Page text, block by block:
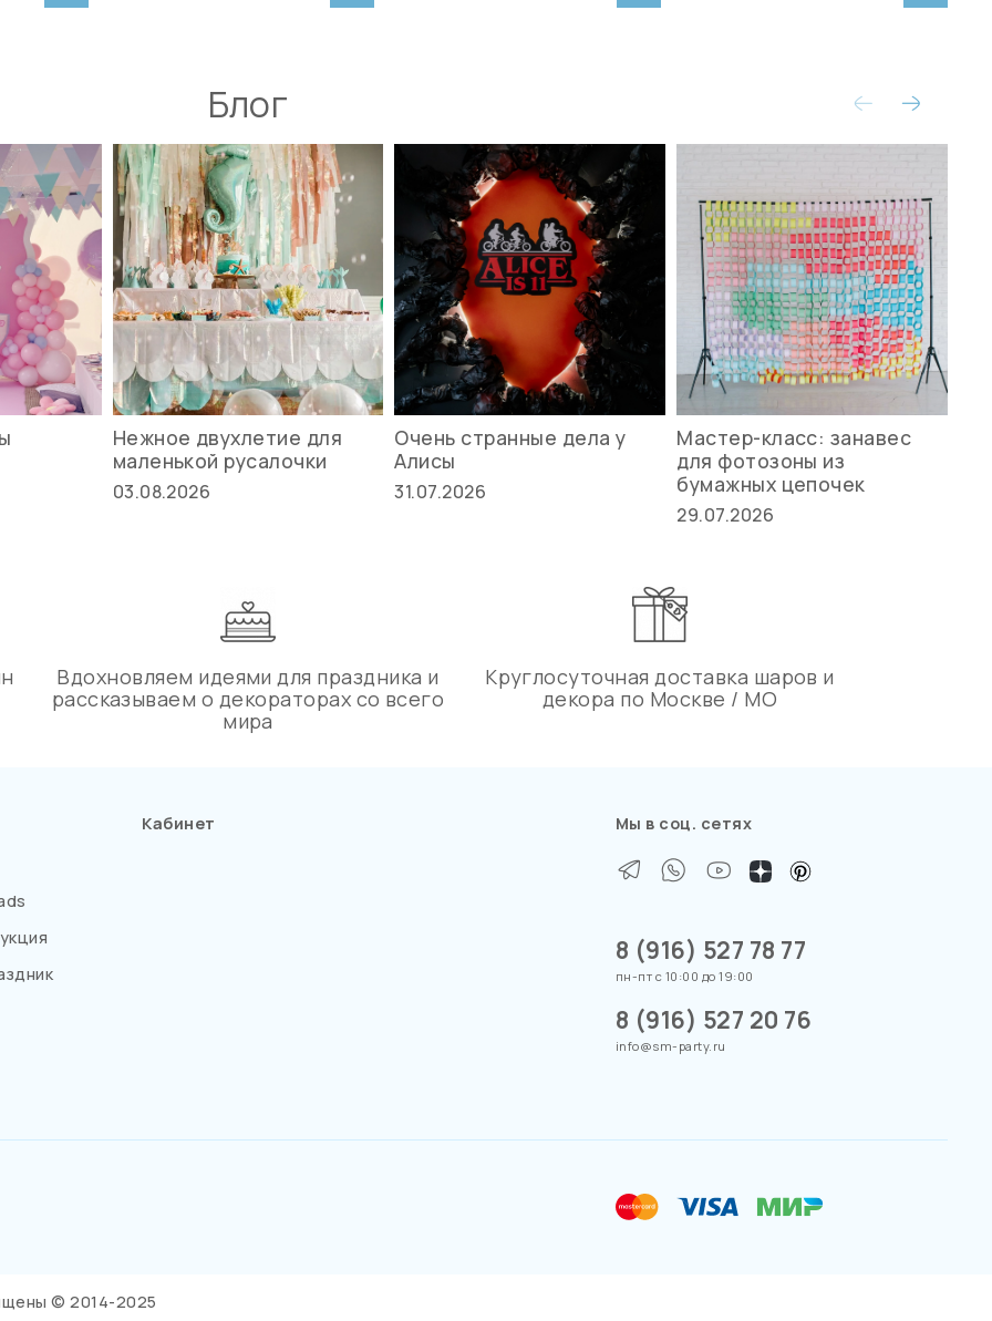
Блог
Нежное двухлетие для
маленькой русалочки
03.08.2026
Очень странные дела у
Алисы
31.07.2026
Мастер-класс: занавес
для фотозоны из
бумажных цепочек
29.07.2026
Вдохновляем идеями для праздника и
рассказываем о декораторах со всего
мира
Круглосуточная доставка шаров и
декора по Москве / МО
Кабинет Мы в соц. сетях
8 (916) 527 78 77
пн-пт с 10:00 до 19:00
8 (916) 527 20 76
info@sm-party.ru
© 2014-2025